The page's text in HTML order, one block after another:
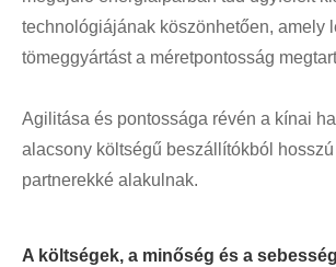
technológiájának köszönhetően, amely
tömeggyártást a méretpontosság
Agilitása és pontossága révén a kínai
alacsony költségű beszállítókból
partnerekké alakulnak.
A költségek, a minőség és a sebesség